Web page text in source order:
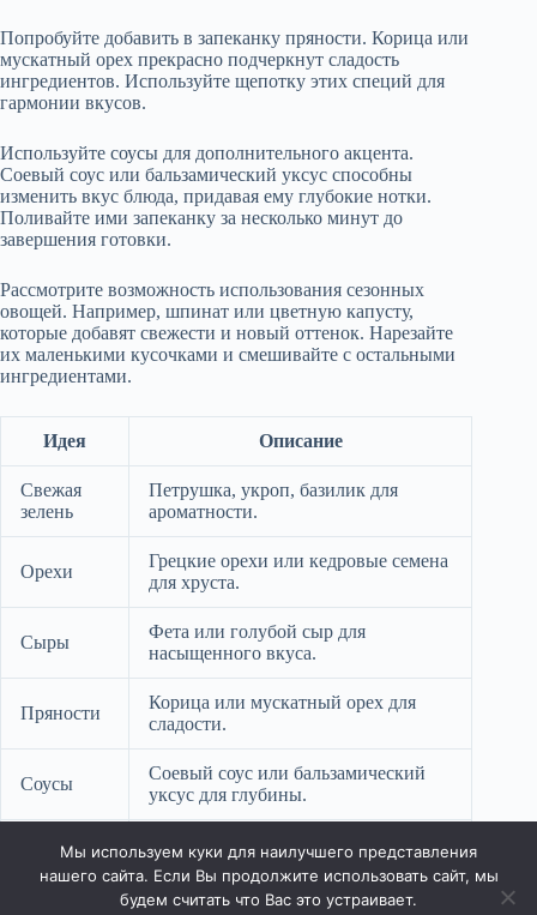
Попробуйте добавить в запеканку пряности. Корица или
мускатный орех прекрасно подчеркнут сладость
ингредиентов. Используйте щепотку этих специй для
гармонии вкусов.
Используйте соусы для дополнительного акцента.
Соевый соус или бальзамический уксус способны
изменить вкус блюда, придавая ему глубокие нотки.
Поливайте ими запеканку за несколько минут до
завершения готовки.
Рассмотрите возможность использования сезонных
овощей. Например, шпинат или цветную капусту,
которые добавят свежести и новый оттенок. Нарезайте
их маленькими кусочками и смешивайте с остальными
ингредиентами.
Идея Описание
Свежая
зелень
Петрушка, укроп, базилик для
ароматности.
Орехи
Грецкие орехи или кедровые семена
для хруста.
Сыры
Фета или голубой сыр для
насыщенного вкуса.
Пряности
Корица или мускатный орех для
сладости.
Соусы
Соевый соус или бальзамический
уксус для глубины.
Сезонные
Шпинат или цветная капуста для
свежести.
Мы используем куки для наилучшего представления
нашего сайта. Если Вы продолжите использовать сайт, мы
будем считать что Вас это устраивает.